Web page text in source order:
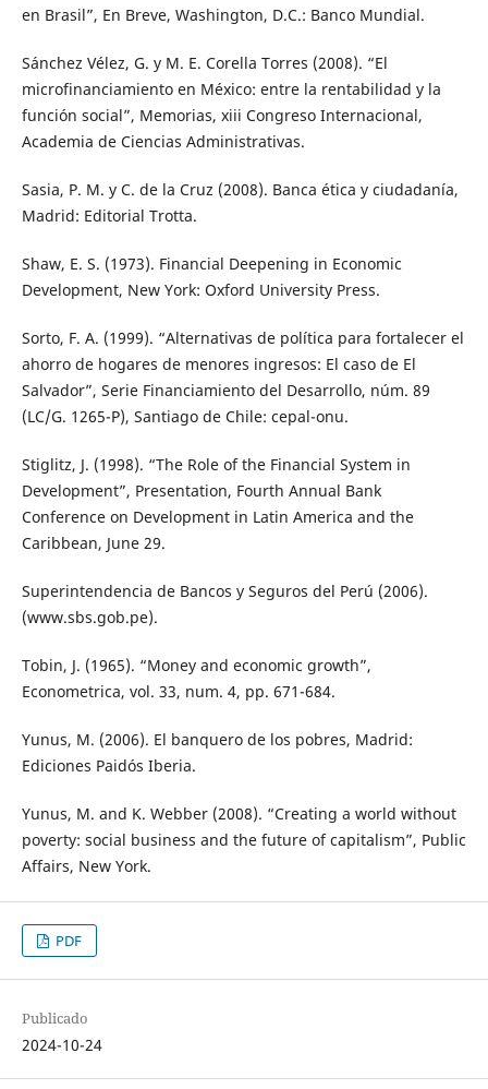
en Brasil”, En Breve, Washington, D.C.: Banco Mundial.
Sánchez Vélez, G. y M. E. Corella Torres (2008). “El
microfinanciamiento en México: entre la rentabilidad y la
función social”, Memorias, xiii Congreso Internacional,
Academia de Ciencias Administrativas.
Sasia, P. M. y C. de la Cruz (2008). Banca ética y ciudadanía,
Madrid: Editorial Trotta.
Shaw, E. S. (1973). Financial Deepening in Economic
Development, New York: Oxford University Press.
Sorto, F. A. (1999). “Alternativas de política para fortalecer el
ahorro de hogares de menores ingresos: El caso de El
Salvador”, Serie Financiamiento del Desarrollo, núm. 89
(LC/G. 1265-P), Santiago de Chile: cepal-onu.
Stiglitz, J. (1998). “The Role of the Financial System in
Development”, Presentation, Fourth Annual Bank
Conference on Development in Latin America and the
Caribbean, June 29.
Superintendencia de Bancos y Seguros del Perú (2006).
(www.sbs.gob.pe).
Tobin, J. (1965). “Money and economic growth”,
Econometrica, vol. 33, num. 4, pp. 671-684.
Yunus, M. (2006). El banquero de los pobres, Madrid:
Ediciones Paidós Iberia.
Yunus, M. and K. Webber (2008). “Creating a world without
poverty: social business and the future of capitalism”, Public
Affairs, New York.
PDF
Publicado
2024-10-24